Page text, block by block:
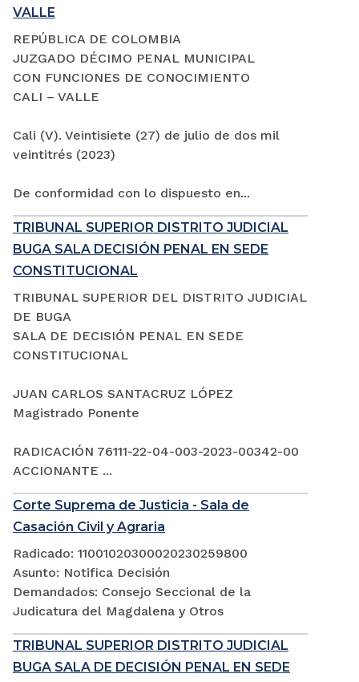
VALLE
REPÚBLICA DE COLOMBIA
JUZGADO DÉCIMO PENAL MUNICIPAL
CON FUNCIONES DE CONOCIMIENTO
CALI – VALLE
Cali (V). Veintisiete (27) de julio de dos mil
veintitrés (2023)
De conformidad con lo dispuesto en...
TRIBUNAL SUPERIOR DISTRITO JUDICIAL
BUGA SALA DECISIÓN PENAL EN SEDE
CONSTITUCIONAL
TRIBUNAL SUPERIOR DEL DISTRITO JUDICIAL
DE BUGA
SALA DE DECISIÓN PENAL EN SEDE
CONSTITUCIONAL
JUAN CARLOS SANTACRUZ LÓPEZ
Magistrado Ponente
RADICACIÓN 76111-22-04-003-2023-00342-00
ACCIONANTE ...
Corte Suprema de Justicia - Sala de
Casación Civil y Agraria
Radicado: 11001020300020230259800
Asunto: Notifica Decisión
Demandados: Consejo Seccional de la
Judicatura del Magdalena y Otros
TRIBUNAL SUPERIOR DISTRITO JUDICIAL
BUGA SALA DE DECISIÓN PENAL EN SEDE